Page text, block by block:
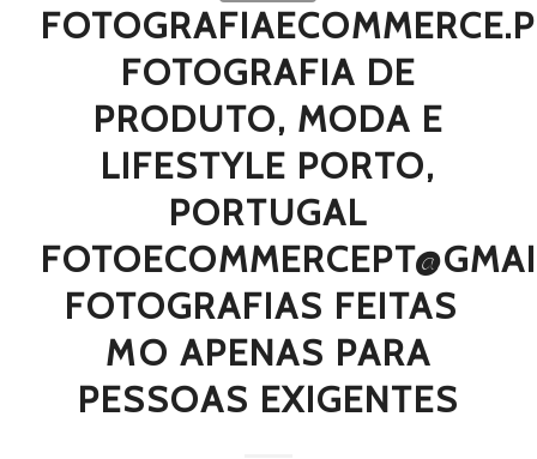
FOTOGRAFIA DE
PRODUTO, MODA E
LIFESTYLE PORTO,
PORTUGAL
FOTOGRAFIAS FEITAS 
MO APENAS PARA
PESSOAS EXIGENTES